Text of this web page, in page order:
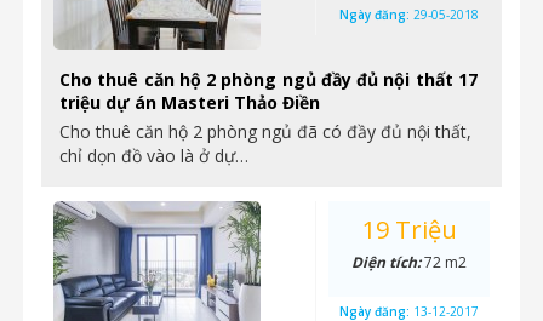
Cho thuê căn hộ 2 phòng ngủ đầy đủ nội thất 17
triệu dự án Masteri Thảo Điền
Cho thuê căn hộ 2 phòng ngủ đã có đầy đủ nội thất,
chỉ dọn đồ vào là ở dự…
Ngày đăng: 29-05-2018
19 Triệu
Diện tích:72 m2
Ngày đăng: 13-12-2017